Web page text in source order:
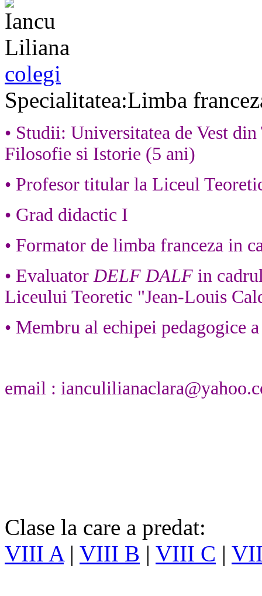
colegi
Specialitatea:Limba
• Studii: Universitatea de Vest
Filosofie si Istorie (5 ani)
• Profesor titular la Liceul
• Grad didactic I
• Formator de limba franceza in
• Evaluator DELF DALF in
Liceului Teoretic "Jean-Louis
• Membru al echipei pedagogice
email :
Clase la care a predat:
VIII A | VIII B | VIII C |